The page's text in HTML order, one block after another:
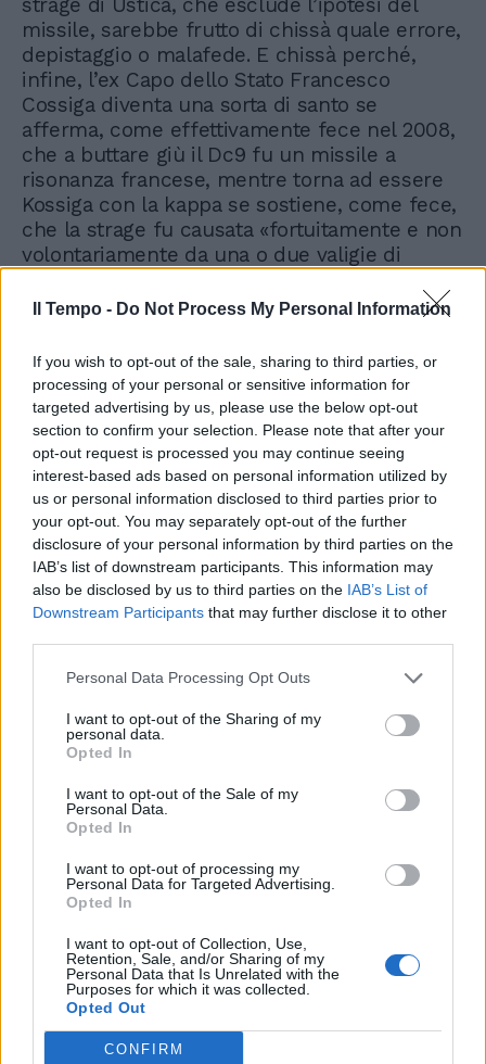
Il Tempo - Do Not Process My Personal Information
If you wish to opt-out of the sale, sharing to third parties, or
processing of your personal or sensitive information for
targeted advertising by us, please use the below opt-out
section to confirm your selection. Please note that after your
opt-out request is processed you may continue seeing
interest-based ads based on personal information utilized by
us or personal information disclosed to third parties prior to
your opt-out. You may separately opt-out of the further
disclosure of your personal information by third parties on the
IAB’s list of downstream participants. This information may
also be disclosed by us to third parties on the IAB’s List of
Downstream Participants that may further disclose it to other
Personal Data Processing Opt Outs
I want to opt-out of the Sharing of my
personal data.
Opted In
I want to opt-out of the Sale of my
Personal Data.
Opted In
I want to opt-out of processing my
Personal Data for Targeted Advertising.
Opted In
I want to opt-out of Collection, Use,
Retention, Sale, and/or Sharing of my
Personal Data that Is Unrelated with the
Purposes for which it was collected.
Opted Out
CONFIRM
missile, sarebbe frutto di chissà quale errore,
depistaggio o malafede. E chissà perché,
infine, l’ex Capo dello Stato Francesco
Cossiga diventa una sorta di santo se
afferma, come effettivamente fece nel 2008,
che a buttare giù il Dc9 fu un missile a
risonanza francese, mentre torna ad essere
Kossiga con la kappa se sostiene, come fece,
che la strage fu causata «fortuitamente e non
volontariamente da una o due valigie di
terrorismo palestinese trasportavano per
Ustica, Renzi critica Amato:
"No a messaggi in bottiglia,
ma il muro di gomma c'è
stato"